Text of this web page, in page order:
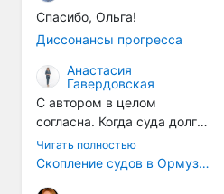
организмов. И год за
годом, век за веком суда
разносят эти самые
организмы по пути
следования.
Спасибо, Ольга!
Диссонансы прогресса
Анастасия
Гавердовская
С автором в целом
согласна. Когда суда долго
стоят в теплой воде, на их
корпусах активно
Читать полностью
Скопление судов в Ормузском проливе грозит катастрофическим распространением инвазивных видов